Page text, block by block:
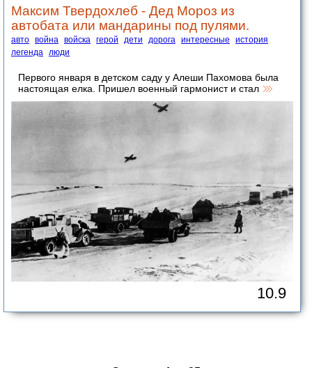
Максим Твердохлеб - Дед Мороз из
автобата или мандарины под пулями.
авто война войска герой дети дорога интересные
история
легенда люди
Первого января в детском саду у Алеши Пахомова была
настоящая елка. Пришел военный гармонист и стал
10.9